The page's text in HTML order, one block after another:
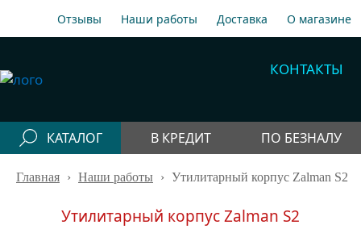
Отзывы Наши работы Доставка О магазине
КОНТАКТЫ
A1 +375 29 198-70-77
Гор +375 17 256-18-09
КАТАЛОГ В КРЕДИТ ПО БЕЗНАЛУ
Конфигураторы
Компьютеры
Собрать компьютер онлайн
Главная › Наши работы › Утилитарный корпус Zalman S2
Утилитарный корпус Zalman S2